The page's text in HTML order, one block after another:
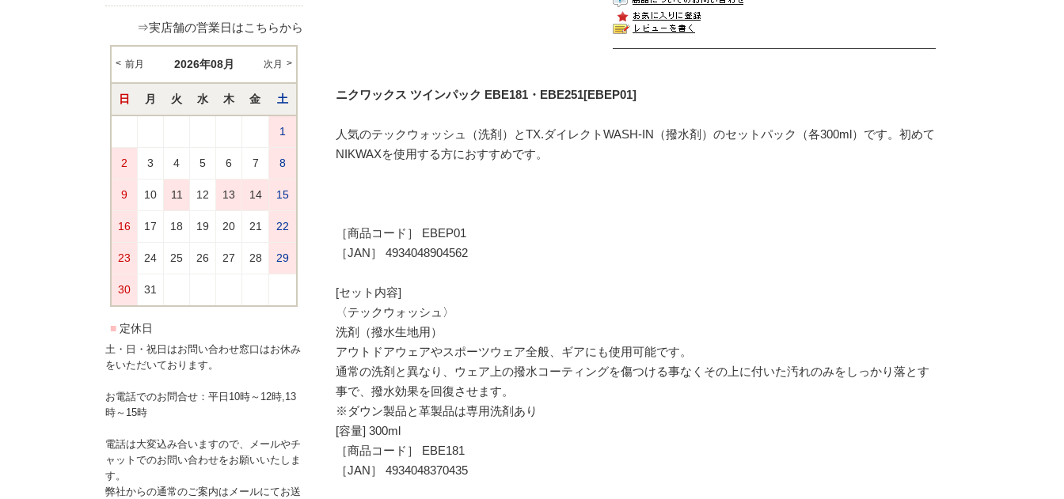
⇒実店舗の営業日はこちらから
土・日・祝日はお問い合わせ窓口はお休み
をいただいております。
お電話でのお問合せ：平日10時～12時,13
時～15時
電話は大変込み合いますので、メールやチ
ャットでのお問い合わせをお願いいたしま
す。
弊社からの通常のご案内はメールにてお送
ニクワックス ツインパック EBE181・EBE251[EBEP01]
人気のテックウォッシュ（洗剤）とTX.ダイレクトWASH-IN（撥水剤）のセットパック（各300ml）です。初めて
NIKWAXを使用する方におすすめです。
［商品コード］ EBEP01
［JAN］ 4934048904562
[セット内容]
〈テックウォッシュ〉
洗剤（撥水生地用）
アウトドアウェアやスポーツウェア全般、ギアにも使用可能です。
通常の洗剤と異なり、ウェア上の撥水コーティングを傷つける事なくその上に付いた汚れのみをしっかり落とす
事で、撥水効果を回復させます。
※ダウン製品と革製品は専用洗剤あり
[容量] 300ml
［商品コード］ EBE181
［JAN］ 4934048370435